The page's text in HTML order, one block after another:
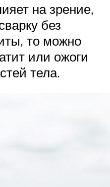
на зрение,
без
то можно
или ожоги
тела.